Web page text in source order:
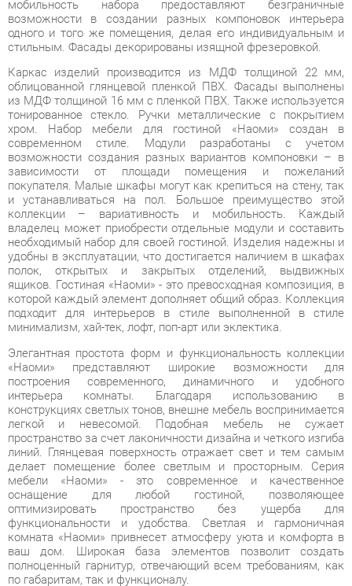
Каркас изделий производится из МДФ толщиной 22 мм,
облицованной глянцевой пленкой ПВХ. Фасады выполнены
из МДФ толщиной 16 мм с пленкой ПВХ. Также используется
тонированное стекло. Ручки металлические с покрытием
современном стиле. Модули разработаны с учетом
возможности создания разных вариантов компоновки – в
зависимости от площади помещения и пожеланий
покупателя. Малые шкафы могут как крепиться на стену, так
и устанавливаться на пол. Большое преимущество этой
коллекции – вариативность и мобильность. Каждый
владелец может приобрести отдельные модули и составить
необходимый набор для своей гостиной. Изделия надежны и
удобны в эксплуатации, что достигается наличием в шкафах
полок, открытых и закрытых отделений, выдвижных
ящиков. Гостиная «Наоми» - это превосходная композиция, в
которой каждый элемент дополняет общий образ. Коллекция
подходит для интерьеров в стиле выполненной в стиле
минимализм, хай-тек, лофт, поп-арт или эклектика.
Элегантная простота форм и функциональность коллекции
«Наоми» представляют широкие возможности для
построения современного, динамичного и удобного
интерьера комнаты. Благодаря использованию в
конструкциях светлых тонов, внешне мебель воспринимается
легкой и невесомой. Подобная мебель не сужает
пространство за счет лаконичности дизайна и четкого изгиба
линий. Глянцевая поверхность отражает свет и тем самым
делает помещение более светлым и просторным. Серия
мебели «Наоми» - это современное и качественное
оснащение для любой гостиной, позволяющее
оптимизировать пространство без ущерба для
функциональности и удобства. Светлая и гармоничная
комната «Наоми» привнесет атмосферу уюта и комфорта в
ваш дом. Широкая база элементов позволит создать
полноценный гарнитур, отвечающий всем требованиям, как
по габаритам, так и функционалу.
Условия покупки
Благодаря качественным фото, исчерпывающей информации
о характеристиках и параметрах, а также отзывам
покупателей маркетплэйса «Твой Зал Екатеринбург» купить